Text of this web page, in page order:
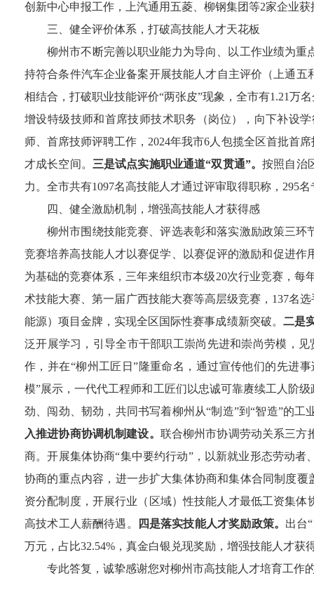
创新中心申报工作，上汽通用五菱、柳钢集团等2家企业获
三 、健全评价体系，打破高技能人才天花板
柳州市不断完善以职业能力为导向、以工作业绩为
持符合条件汽车企业备案开展技能人才自主评价 （上通
相结合，打破职业技能评价“两张皮”现象，全市有1.21万
增设特级技师和首席技师技术职务（岗位）
，向下补设学
师、首席技师评聘工作， 2024年我市6 人包揽全区首批首
才成长空间。 三是试点实施职业通道“双贯通”。按照自治
力。 全市共有1097名高技能人才通过评审取得职称， 295名
四、健全激励机制，增强高技能人才获得感
柳州市围绕技能竞赛、评选表彰和落实激励政策三环
竞赛培养高技能人才以赛促学、以赛促评的激励和促进作
为基础的竞赛体系，三年来组织市本级20次行业竞赛，每
术技能大赛 、第一届广西技能大赛等高层级竞赛， 137名选
能源）项目金牌，实现全区国际性赛事成绩新突破。 二是
泛开展学习，引导全市干部职工崇尚先进和崇尚劳模，
作，并在“柳州工匠日”隆重命名，通过宣传他们的先进
模”展示，一代代工程师和工匠们以忠诚可靠赓续工人阶
劲、闯劲、韧劲，共同书写着柳州从“制造”到“智造”的
入推进协商协调机制建设。 联合柳州市协调劳动关系三方
商。开展集体协商“集中要约行动”，以新就业形态劳动
协商的重点内容，进一步扩大集体协商和集体合同制度
资分配制度，开展行业（区域）性技能人才最低工资集
高技术工人薪酬待遇。
四是落实技能人才奖励政策。 出台
万元，占比32.54% ，真金白银兑现奖励，增强技能人才获
专此答复，诚挚感谢您对柳州市高技能人才培育工作